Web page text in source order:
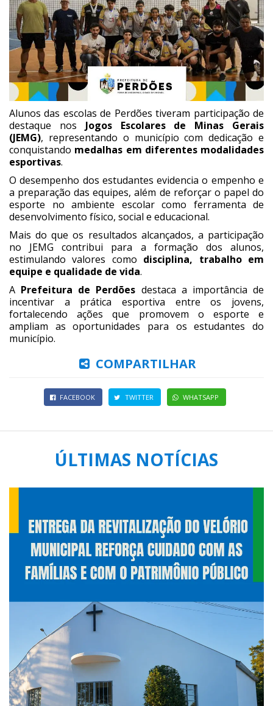
Alunos das escolas de Perdões tiveram participação de
destaque nos Jogos Escolares de Minas Gerais
(JEMG), representando o município com dedicação e
conquistando medalhas em diferentes modalidades
esportivas.
O desempenho dos estudantes evidencia o empenho e
a preparação das equipes, além de reforçar o papel do
esporte no ambiente escolar como ferramenta de
desenvolvimento físico, social e educacional.
Mais do que os resultados alcançados, a participação
no JEMG contribui para a formação dos alunos,
estimulando valores como disciplina, trabalho em
equipe e qualidade de vida.
A Prefeitura de Perdões destaca a importância de
incentivar a prática esportiva entre os jovens,
fortalecendo ações que promovem o esporte e
ampliam as oportunidades para os estudantes do
município.
COMPARTILHAR
FACEBOOK TWITTER WHATSAPP
ÚLTIMAS NOTÍCIAS